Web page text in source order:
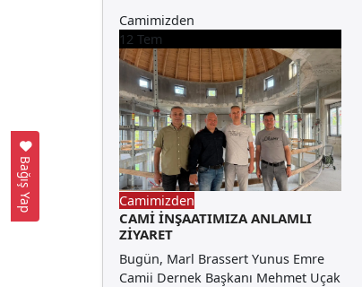
Bağış Yap
Camimizden
12 Tem
Camimizden
CAMİ İNŞAATIMIZA ANLAMLI
ZİYARET
Bugün, Marl Brassert Yunus Emre
Camii Dernek Başkanı Mehmet Uçak